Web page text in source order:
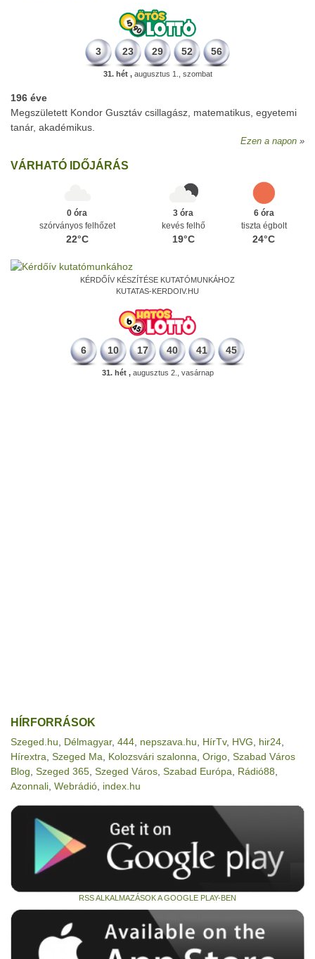
3 23 29 52 56
31. hét ,augusztus 1., szombat
196 éve
Megszületett Kondor Gusztáv csillagász, matematikus, egyetemi
tanár, akadémikus.
Ezen a napon
VÁRHATÓ IDŐJÁRÁS
0 óra
szórványos felhőzet
22°C
3 óra
kevés felhő
19°C
6 óra
tiszta égbolt
24°C
KÉRDŐÍV KÉSZÍTÉSE KUTATÓMUNKÁHOZ
KUTATAS-KERDOIV.HU
6 10 17 40 41 45
31. hét ,augusztus 2., vasárnap
HÍRFORRÁSOK
Szeged.hu Délmagyar, 444 nepszava.hu HírTv, HVG hir24
Hírextra Szeged Ma Kolozsvári szalonna Origo Szabad Város
Blog Szeged 365 Szeged Város Szabad Európa Rádió88
Azonnali Webrádió index.hu
RSS ALKALMAZÁSOK A GOOGLE PLAY-BEN